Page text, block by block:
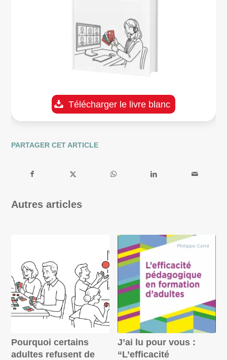
Télécharger le livre blanc
PARTAGER CET ARTICLE
Autres articles
Pourquoi certains
adultes refusent de
J’ai lu pour vous :
“L’efficacité